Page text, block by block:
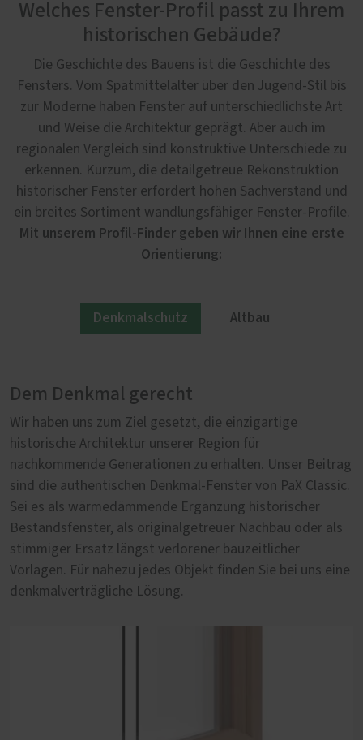
Welches Fenster-Profil passt zu Ihrem
historischen Gebäude?
Die Geschichte des Bauens ist die Geschichte des
Fensters. Vom Spätmittelalter über den Jugend-Stil bis
zur Moderne haben Fenster auf unterschiedlichste Art
und Weise die Architektur geprägt. Aber auch im
regionalen Vergleich sind konstruktive Unterschiede zu
erkennen. Kurzum, die detailgetreue Rekonstruktion
historischer Fenster erfordert hohen Sachverstand und
ein breites Sortiment wandlungsfähiger Fenster-Profile.
Mit unserem Profil-Finder geben wir Ihnen eine erste
Orientierung:
Denkmalschutz Altbau
Dem Denkmal gerecht
Wir haben uns zum Ziel gesetzt, die einzigartige
historische Architektur unserer Region für
nachkommende Generationen zu erhalten. Unser Beitrag
sind die authentischen Denkmal-Fenster von PaX Classic.
Sei es als wärmedämmende Ergänzung historischer
Bestandsfenster, als originalgetreuer Nachbau oder als
stimmiger Ersatz längst verlorener bauzeitlicher
Vorlagen. Für nahezu jedes Objekt finden Sie bei uns eine
denkmalverträgliche Lösung.
Im Altbau authentisch
Nicht jeder Altbau steht automatisch unter
Denkmalschutz. Aber lohnt es sich deshalb eine
historische Fassade mit unpassenden Fenstern zu
entstellen? Wir sagen nein und bieten Fensterprofile von
PaX Classic, die speziell für die Sanierung von Altbau-
Immobilien entwickelt wurden. Dabei stehen sich die
harmonische Eingliederung in die Fassade und ein
zeitgemäßer Wohnkomfort nicht im Wege.